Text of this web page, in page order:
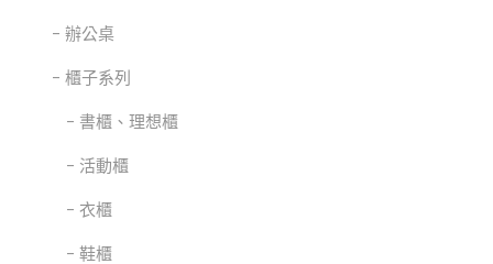
辦公桌
櫃子系列
書櫃、理想櫃
活動櫃
衣櫃
鞋櫃